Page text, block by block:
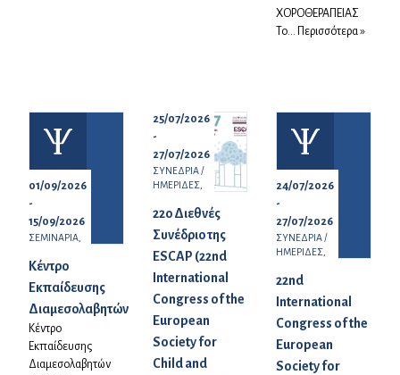
ΧΟΡΟΘΕΡΑΠΕΙΑΣ
Το...
Περισσότερα »
01/09/2026
-
15/09/2026
ΣΕΜΙΝΑΡΙΑ,
Κέντρο
Εκπαίδευσης
Διαμεσολαβητών
Κέντρο
Εκπαίδευσης
Διαμεσολαβητών
25/07/2026
-
27/07/2026
ΣΥΝΕΔΡΙΑ /
ΗΜΕΡΙΔΕΣ,
22ο Διεθνές
Συνέδριο της
ESCAP (22nd
International
Congress of the
European
Society for
Child and
24/07/2026
-
27/07/2026
ΣΥΝΕΔΡΙΑ /
ΗΜΕΡΙΔΕΣ,
22nd
International
Congress of the
European
Society for